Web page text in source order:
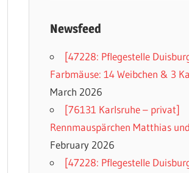
Newsfeed
[47228: Pflegestelle
Farbmäuse: 14 Weibchen & 3
March 2026
[76131 Karlsruhe – privat]
Rennmauspärchen Matthias
February 2026
[47228: Pflegestelle